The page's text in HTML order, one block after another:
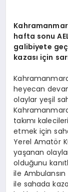
hafta sonu
galibiyete
kazası için
heyecan
olaylar yeşil
takımı
etmek için
Yerel Amatör
yaşanan
olduğunu
ile
ile sahada